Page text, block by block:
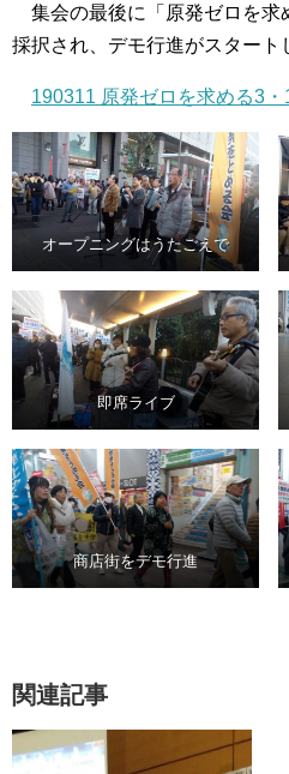
集会の最後に「原発ゼロを求
採択され、デモ行進がスター
190311 原発ゼロを求める3
オープニングはうたごえで
即席ライブ
商店街をデモ行進
関連記事